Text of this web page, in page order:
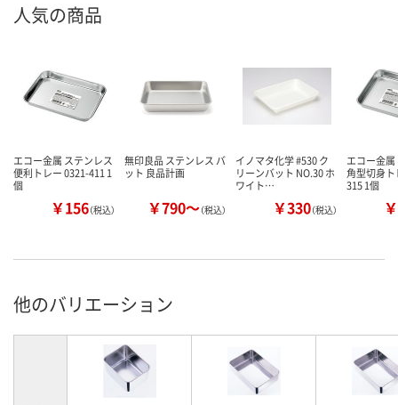
人気の商品
エコー金属 ステンレス
便利トレー 0321-411 1
個
￥156（税込）
無印良品 ステンレス バ
ット 良品計画
￥790～（税込）
イノマタ化学 #530 ク
リーンバット NO.30 ホ
ワイト…
￥330（税込）
エコー金
角型切身ト
315 1個
他のバリエーション